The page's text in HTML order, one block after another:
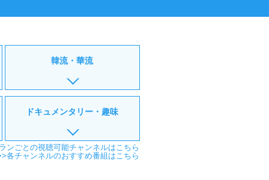
韓流・華流
ドキュメンタリー・趣味
ンごとの視聴可能チャンネルはこちら
各チャンネルのおすすめ番組はこちら